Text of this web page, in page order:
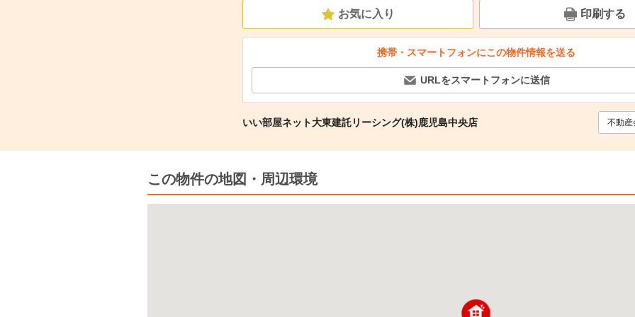
お気に入り 印刷する
携帯・スマートフォンにこの物件情報を送る
URLをスマートフォンに送信
いい部屋ネット大東建託リーシング(株)鹿児島中央店 不動産
この物件の地図・周辺環境